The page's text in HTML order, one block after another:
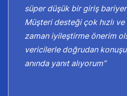
süper düşük bir giriş
Müşteri desteği çok hızlı
zaman iyileştirme önerim
vericilerle doğrudan
anında yanıt alıyorum”